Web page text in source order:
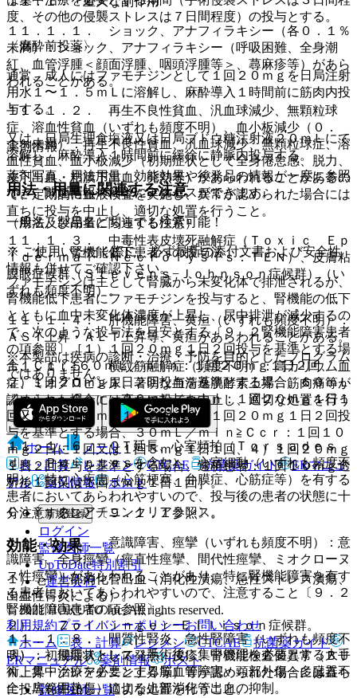
１１．１．１． ショック、アナフィラキシー（各０．１％
未満）：ショック、アナフィラキシー（呼吸困難、全身潮
紅、血管浮腫＜顔面浮腫、咽頭浮腫等＞、蕁麻疹等）があら
われることがある。
１１．１．２． 再生不良性貧血、汎血球減少、無顆粒球
症、溶血性貧血（いずれも頻度不明）、血小板減少（０．
１％未満）：再生不良性貧血、汎血球減少、無顆粒球症、溶
血性貧血、血小板減少（初期症状として全身倦怠感、脱力、
皮下出血・粘膜下出血、発熱等）があらわれることがあるの
で、定期的に血液検査を実施し、異常が認められた場合には
直ちに投与を中止し、適切な処置を行うこと。
１１．１．３． 中毒性表皮壊死融解症（Ｔｏｘｉｃ Ｅｐ
ｉｄｅｒｍａｌ Ｎｅｃｒｏｌｙｓｉｓ：ＴＥＮ）、皮膚粘
膜眼症候群（Ｓｔｅｖｅｎｓ−Ｊｏｈｎｓｏｎ症候群）（い
ずれも頻度不明）。
１１．１．４． 肝機能障害、黄疸（いずれも頻度不明）：
ＡＳＴ上昇・ＡＬＴ上昇等、黄疸があらわれることがある。
１１．１．５． 横紋筋融解症（頻度不明）：高カリウム血
症、ミオグロビン尿、著明な血清逸脱酵素上昇、筋肉痛等が
認められた場合には直ちに投与を中止し、適切な処置を行う
こと。
１１．１．６． ＱＴ延長、心室頻拍（Ｔｏｒｓａｄｅｓ
ｄｅ Ｐｏｉｎｔｅｓを含む）、心室細動（いずれも頻度不
明）：特に心疾患（心筋梗塞、弁膜症、心筋症等）を有する
患者においてあらわれやすいので、投与後の患者の状態に十
分注意すること〔９．１．１参照〕。
１１．１．７． 意識障害、痙攣（いずれも頻度不明）：意
識障害、全身痙攣（痙直性痙攣、間代性痙攣、ミオクローヌ
ス性痙攣）があらわれることがあり、特に腎機能障害を有す
る患者においてあらわれやすいので、注意すること〔９．２
腎機能障害患者の項参照〕。
１１．１．８． 間質性腎炎、急性腎障害（いずれも頻度不
明）：初期症状として発熱、皮疹、腎機能検査値異常（ＢＵ
Ｎ上昇・クレアチニン上昇等）等が認められた場合には直ち
に投与を中止し、適切な処置を行うこと。
度、その他の侵襲ストレスは７日間程度）の投与とする。
〈麻酔前投薬〉
通常、成人にはファモチジンとして１回２０ｍｇを日局注射
用水１〜１．５ｍＬに溶解し、麻酔導入１時間前に筋肉内投
与する。
又は、日局生理食塩液又は日局ブドウ糖注射液２０ｍＬにて
溶解し、麻酔導入１時間前に緩徐に静脈内投与する。
用法・用量に関連する注意
（用法及び用量に関連する注意）
７．１． 腎機能低下患者への投与法
ファモチジンは主として腎臓から未変化体で排泄されるが、
腎機能低下患者にファモチジンを投与すると、腎機能の低下
とともに血中未変化体濃度が上昇し、尿中排泄が減少するの
で、次のような投与法を目安とする〔９．２腎機能障害患者
の項参照〕［１）１回２０ｍｇ１日２回投与を基準とする場
合、Ｃｃｒ≧６０ｍＬ／ｍｉｎ：１回２０ｍｇ１日２回、
２）１回２０ｍｇ１日２回投与を基準とする場合、６０ｍＬ
／ｍｉｎ＞Ｃｃｒ＞３０ｍＬ／ｍｉｎ：１回２０ｍｇ１日１
回又は１回１０ｍｇ１日２回、３）１回２０ｍｇ１日２回投
与を基準とする場合、３０ｍＬ／ｍｉｎ≧Ｃｃｒ：１回１０
ｍｇ２日に１回又は１回５ｍｇ１日１回、４）１回２０ｍｇ
１日２回投与を基準とする場合、透析患者：１回１０ｍｇ透
析後１回又は１回５ｍｇ１日１回］。
Ｃｃｒ：クレアチニンクリアランス。
効能・効果
１）． 上部消化管出血（消化性潰瘍、急性ストレス潰瘍、
出血性胃炎による）。
２）． Ｚｏｌｌｉｎｇｅｒ−Ｅｌｌｉｓｏｎ症候群。
３）． 侵襲ストレス（手術後に集中管理を必要とする大手
術、集中治療を必要とする脳血管障害・頭部外傷・多臓器不
全・広範囲熱傷）による上部消化管出血の抑制。
薬剤情報
薬剤写真、用法用量、効能効果や後発品の情報が一度に参照
でき、関連情報へ簡単にアクセスができます。
一般名、製品名どちらでも検索可能！
※ ご使用いただく際に、必ず最新の添付文書および安全性
情報も併せてご確認下さい。
※本製品は疾病の診断・治療・予防を目的としたプログラム
ではありません。
ホーム
ノート
表・計算
レジメン CTCAE 抗菌薬ガイド
ERマニュ
アル
薬剤情報 ポスト
新規登録
ログイン
監修医師一覧
UpToDate特別割引
運営会社
© 2021 HOKUTO Inc. All rights reserved.
利用規約プライバシーポリシーお問い合わせ
ホーム
表・計算 レジメン CTCAE
抗菌薬ガイド
ERマニュアル
薬剤情報 ポスト
監修医師一覧